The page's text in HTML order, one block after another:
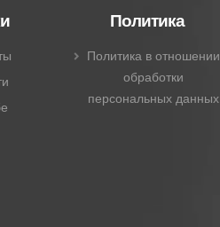
Политика
Политика в отношении
обработки
персональных данных